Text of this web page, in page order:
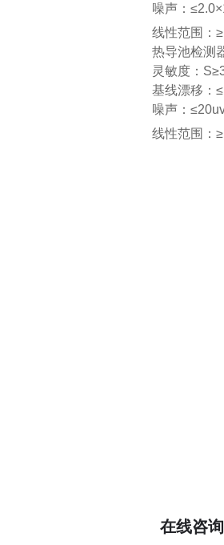
噪声：≤
线性范围：
热导池检测
灵敏度：
基线漂移：
噪声：
线性范围：
在线咨询